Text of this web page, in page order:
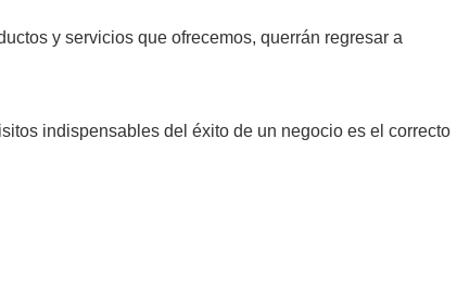
y servicios que ofrecemos, querrán regresar a
indispensables del éxito de un negocio es el correcto